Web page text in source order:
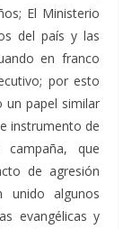
El Ministerio
del país y las
en franco
por esto
un papel similar
instrumento de
campaña, que
de agresión
unido algunos
evangélicas y